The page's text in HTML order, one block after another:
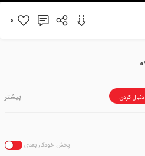
0
دنبال کردن
پخش خودکار بعدی